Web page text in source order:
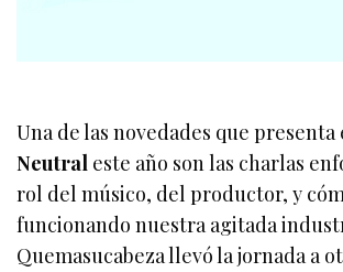
Una de las novedades que
Neutral este año son las charlas
rol del músico, del productor, y
funcionando nuestra agitada
Quemasucabeza llevó la jornada a